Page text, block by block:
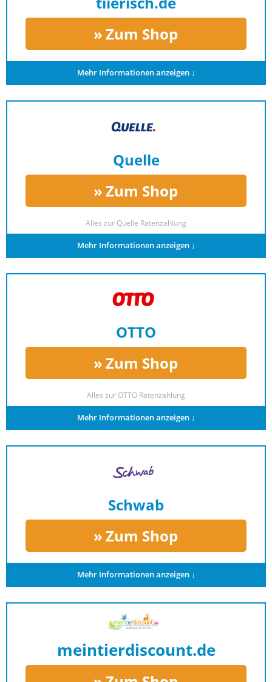
Zum Shop
Mehr Informationen anzeigen ↓
Quelle
Zum Shop
Alles zur Quelle Ratenzahlung
Mehr Informationen anzeigen ↓
OTTO
Zum Shop
Alles zur OTTO Ratenzahlung
Mehr Informationen anzeigen ↓
Schwab
Zum Shop
Mehr Informationen anzeigen ↓
meintierdiscount.de